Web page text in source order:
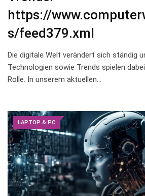
https://
s/feed379.xml
Die ⁤digitale‍ Welt verändert ⁤sich ständig
Technologien sowie Trends spielen
Rolle. In unserem aktuellen…
LAPTOP & PC